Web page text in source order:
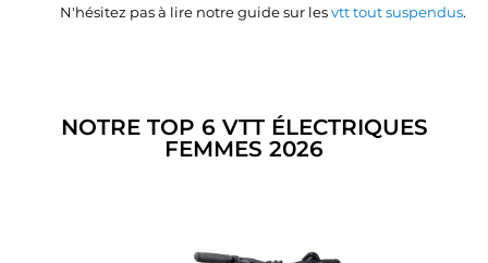
N'hésitez pas à lire notre guide sur lesvtt tout suspendus.
NOTRE TOP 6 VTT ÉLECTRIQUES
FEMMES 2026